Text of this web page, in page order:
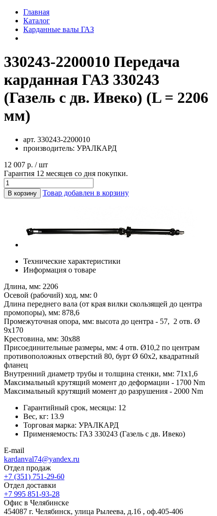
Главная
Каталог
Карданные валы ГАЗ
330243-2200010 Передача
карданная ГАЗ 330243
(Газель с дв. Ивеко) (L = 2206
мм)
арт. 330243-2200010
производитель: УРАЛКАРД
12 007 р. / шт
Гарантия 12 месяцев со дня покупки.
В корзину Товар добавлен в корзину
Технические характеристики
Информация о товаре
Длина, мм: 2206
Осевой (рабочий) ход, мм: 0
Длина переднего вала (от края вилки скользящей до центра
промопоры), мм: 878,6
Промежуточная опора, мм: высота до центра - 57, 2 отв. Ø
9х170
Крестовина, мм: 30х88
Присоединительные размеры, мм: 4 отв. Ø10,2 по центрам
противоположных отверстий 80, бурт Ø 60х2, квадратный
фланец
Внутренний диаметр трубы и толщина стенки, мм: 71х1,6
Максимальный крутящий момент до деформации - 1700 Nm
Максимальный крутящий момент до разрушения - 2000 Nm
Гарантийный срок, месяцы: 12
Вес, кг: 13.9
Торговая марка: УРАЛКАРД
Применяемость: ГАЗ 330243 (Газель с дв. Ивеко)
E-mail
kardanval74@yandex.ru
Отдел продаж
+7 (351) 751-29-60
Отдел доставки
+7 995 851-93-28
Офис в Челябинске
454087 г. Челябинск, улица Рылеева, д.16 , оф.405-406